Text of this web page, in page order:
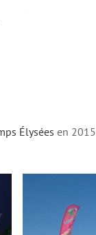
Élysées en